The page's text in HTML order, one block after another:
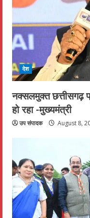
देश
नक्सलमुक्त छत्तीसगढ़
हो रहा -मुख्यमंत्री
उप संपादक August 8,